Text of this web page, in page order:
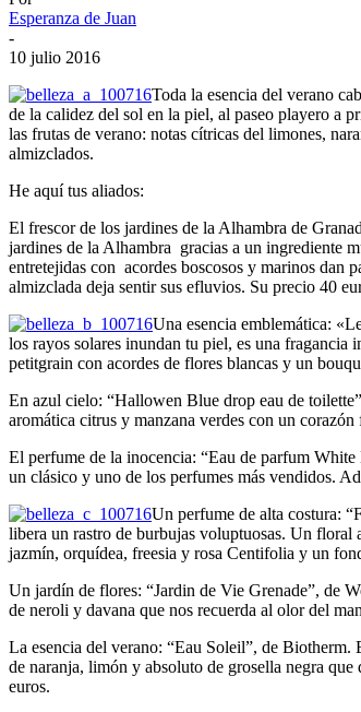
Esperanza de Juan
-
10 julio 2016
Toda la esencia del verano
de la calidez del sol en la piel, al paseo playero a
las frutas de verano: notas cítricas del limones,
almizclados.
He aquí tus aliados:
El frescor de los jardines de la Alhambra de
jardines de la Alhambra gracias a un ingrediente
entretejidas con acordes boscosos y marinos dan
almizclada deja sentir sus efluvios. Su precio 40
Una esencia emblemática:
los rayos solares inundan tu piel, es una fragancia
petitgrain con acordes de flores blancas y un
En azul cielo: “Hallowen Blue drop eau de
aromática citrus y manzana verdes con un
El perfume de la inocencia: “Eau de parfum
un clásico y uno de los perfumes más vendidos.
Un perfume de alta costura:
libera un rastro de burbujas voluptuosas. Un floral
jazmín, orquídea, freesia y rosa Centifolia y un
Un jardín de flores: “Jardin de Vie Grenade”, de
de neroli y davana que nos recuerda al olor del
La esencia del verano: “Eau Soleil”, de Biotherm.
de naranja, limón y absoluto de grosella negra
euros.